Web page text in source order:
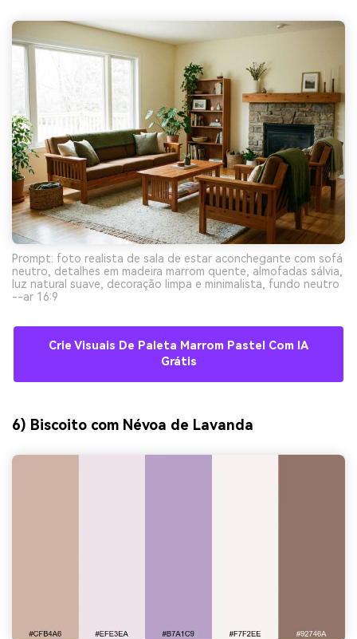
Prompt: foto realista de sala de estar aconchegante com sofá
neutro, detalhes em madeira marrom quente, almofadas sálvia,
luz natural suave, decoração limpa e minimalista, fundo neutro
--ar 16:9
Crie Visuais De Paleta Marrom Pastel Com IA
Grátis
6) Biscoito com Névoa de Lavanda